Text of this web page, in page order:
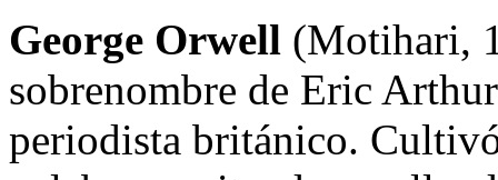
George Orwell (Motihari,
sobrenombre de Eric
periodista británico.